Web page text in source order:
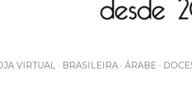
VIRTUAL BRASILEIRA ÁRABE